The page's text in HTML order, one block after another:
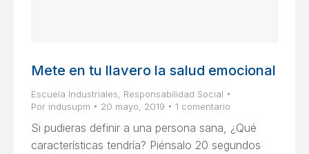
Mete en tu llavero la salud emocional
Escuela Industriales
Responsabilidad Social
Por indusupm 20 mayo, 2019 1 comentario
Si pudieras definir a una persona sana, ¿Qué
características tendría? Piénsalo 20 segundos